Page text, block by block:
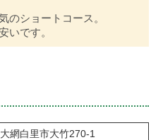
のショートコース。
いです。
網白里市大竹270-1